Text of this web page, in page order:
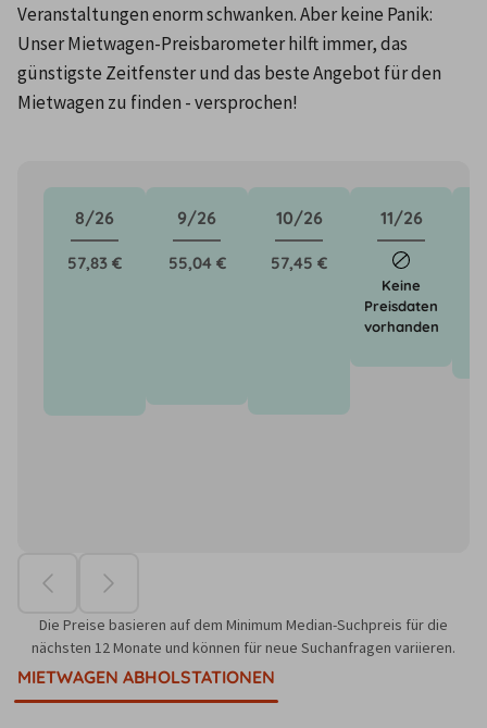
Veranstaltungen enorm schwanken. Aber keine Panik:
Unser Mietwagen-Preisbarometer hilft immer, das
günstigste Zeitfenster und das beste Angebot für den
Mietwagen zu finden - versprochen!
8/26
57,83 €
9/26
55,04 €
10/26
57,45 €
11/26
Keine
Preisdaten
vorhanden
Die Preise basieren auf dem Minimum Median-Suchpreis für die
nächsten 12 Monate und können für neue Suchanfragen variieren.
MIETWAGEN ABHOLSTATIONEN